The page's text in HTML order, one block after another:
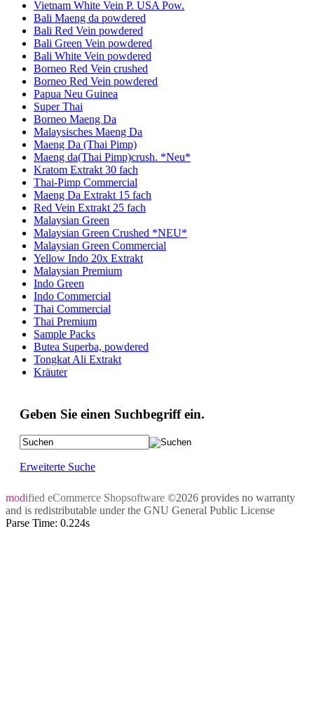
Vietnam White Vein P. USA Pow.
Bali Maeng da powdered
Bali Red Vein powdered
Bali Green Vein powdered
Bali White Vein powdered
Borneo Red Vein crushed
Borneo Red Vein powdered
Papua Neu Guinea
Super Thai
Borneo Maeng Da
Malaysisches Maeng Da
Maeng Da (Thai Pimp)
Maeng da(Thai Pimp)crush. *Neu*
Kratom Extrakt 30 fach
Thai-Pimp Commercial
Maeng Da Extrakt 15 fach
Red Vein Extrakt 25 fach
Malaysian Green
Malaysian Green Crushed *NEU*
Malaysian Green Commercial
Yellow Indo 20x Extrakt
Malaysian Premium
Indo Green
Indo Commercial
Thai Commercial
Thai Premium
Sample Packs
Butea Superba, powdered
Tongkat Ali Extrakt
Kräuter
Geben Sie einen Suchbegriff ein.
Erweiterte Suche
modified eCommerce Shopsoftware ©2026 provides no warranty
and is redistributable under the GNU General Public License
Parse Time: 0.224s